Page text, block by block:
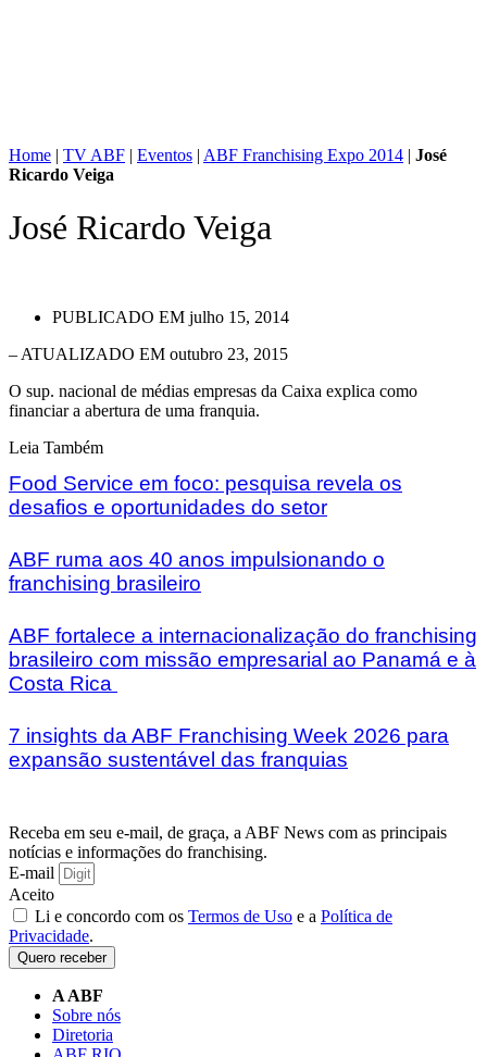
Home | TV ABF | Eventos | ABF Franchising Expo 2014 | José
Ricardo Veiga
José Ricardo Veiga
PUBLICADO EM julho 15, 2014
– ATUALIZADO EM outubro 23, 2015
O sup. nacional de médias empresas da Caixa explica como
financiar a abertura de uma franquia.
Leia Também
Food Service em foco: pesquisa revela os
desafios e oportunidades do setor
ABF ruma aos 40 anos impulsionando o
franchising brasileiro
ABF fortalece a internacionalização do franchising
brasileiro com missão empresarial ao Panamá e à
Costa Rica
7 insights da ABF Franchising Week 2026 para
expansão sustentável das franquias
Receba em seu e-mail, de graça, a ABF News com as principais
notícias e informações do franchising.
E-mail
Aceito
Li e concordo com os Termos de Uso e a Política de
Privacidade.
Quero receber
A ABF
Sobre nós
Diretoria